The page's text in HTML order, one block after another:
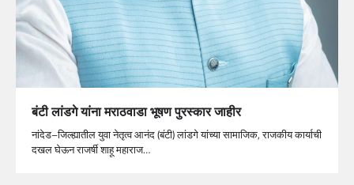
बंटी लांडगे यांना मराठवाडा भूषण पुरस्कार जाहीर
नांदेड–जिल्ह्यातील युवा नेतृत्व आनंद (बंटी) लांडगे यांच्या सामाजिक, राजकीय कार्याची
दखल घेऊन राजर्षी शाहू महाराज…